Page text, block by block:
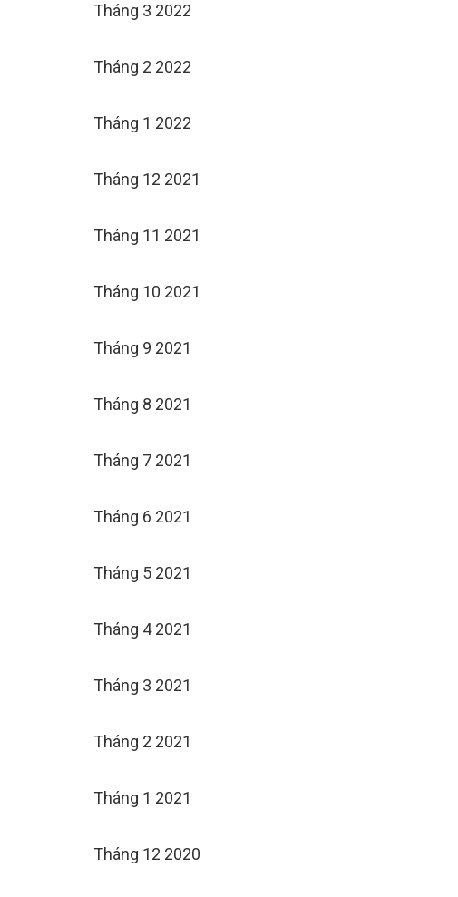
Tháng 3 2022
Tháng 2 2022
Tháng 1 2022
Tháng 12 2021
Tháng 11 2021
Tháng 10 2021
Tháng 9 2021
Tháng 8 2021
Tháng 7 2021
Tháng 6 2021
Tháng 5 2021
Tháng 4 2021
Tháng 3 2021
Tháng 2 2021
Tháng 1 2021
Tháng 12 2020